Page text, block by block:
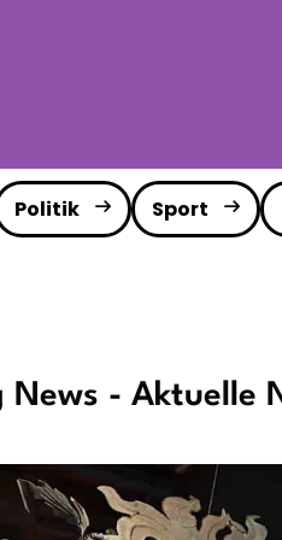
Politik Sport
News - Aktuelle